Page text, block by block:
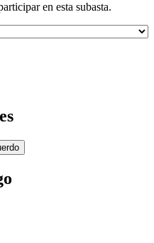
en esta subasta.